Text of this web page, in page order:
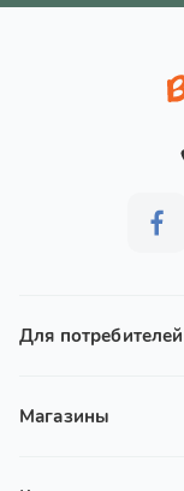
Для потребителей
Магазины